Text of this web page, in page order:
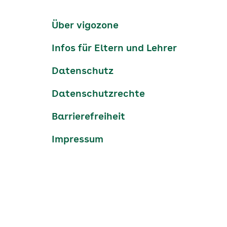
Services-
Über vigozone
Infos für Eltern und Lehrer
Datenschutz
Datenschutzrechte
Barrierefreiheit
Impressum